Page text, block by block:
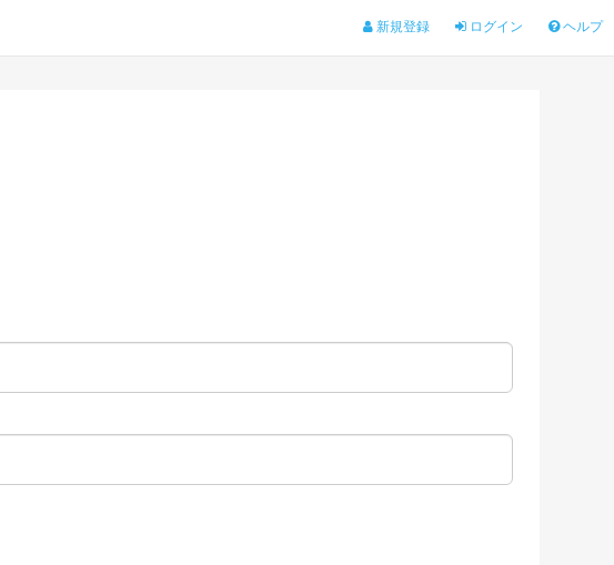
新規登録 ログイン ヘルプ